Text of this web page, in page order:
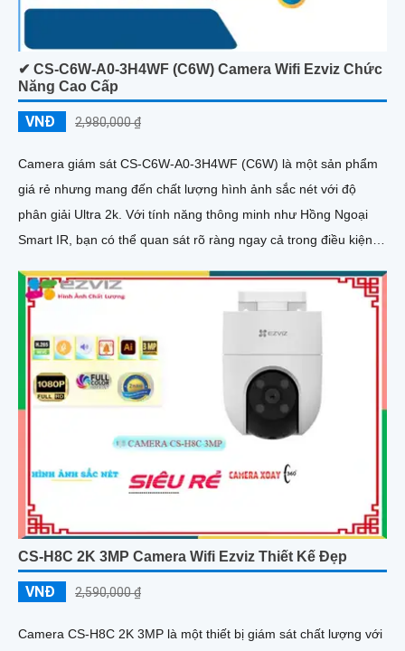
✔ CS-C6W-A0-3H4WF (C6W) Camera Wifi Ezviz Chức
Năng Cao Cấp
VNĐ 2,980,000 ₫
Camera giám sát CS-C6W-A0-3H4WF (C6W) là một sản phẩm
giá rẻ nhưng mang đến chất lượng hình ảnh sắc nét với độ
phân giải Ultra 2k. Với tính năng thông minh như Hồng Ngoại
Smart IR, bạn có thể quan sát rõ ràng ngay cả trong điều kiện
CS-H8C 2K 3MP Camera Wifi Ezviz Thiết Kế Đẹp
VNĐ 2,590,000 ₫
Camera CS-H8C 2K 3MP là một thiết bị giám sát chất lượng với